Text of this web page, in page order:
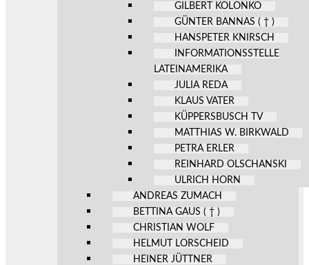
GILBERT KOLONKO
GÜNTER BANNAS ( † )
HANSPETER KNIRSCH
INFORMATIONSSTELLE
LATEINAMERIKA
JULIA REDA
KLAUS VATER
KÜPPERSBUSCH TV
MATTHIAS W. BIRKWALD
PETRA ERLER
REINHARD OLSCHANSKI
ULRICH HORN
ANDREAS ZUMACH
BETTINA GAUS ( † )
CHRISTIAN WOLF
HELMUT LORSCHEID
HEINER JÜTTNER